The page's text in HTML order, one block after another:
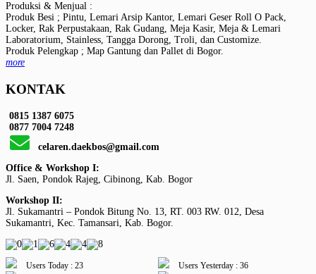
Produksi & Menjual :
Produk Besi ; Pintu, Lemari Arsip Kantor, Lemari Geser Roll O Pack,
Locker, Rak Perpustakaan, Rak Gudang, Meja Kasir, Meja & Lemari
Laboratorium, Stainless, Tangga Dorong, Troli, dan Customize.
Produk Pelengkap ; Map Gantung dan Pallet di Bogor.
more
KONTAK
0815 1387 6075
0877 7004 7248
celaren.daekbos@gmail.com
Office & Workshop I:
Jl. Saen, Pondok Rajeg, Cibinong, Kab. Bogor
Workshop II:
Jl. Sukamantri – Pondok Bitung No. 13, RT. 003 RW. 012, Desa
Sukamantri, Kec. Tamansari, Kab. Bogor.
Users Today : 23
Users Yesterday : 36